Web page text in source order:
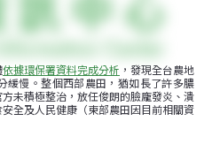
依據環保署資料完成分析 ，發現全台農地
緩慢。整個西部農田，猶如長了許多膿
未積極整治，放任俊朗的臉龐發炎、潰
全及人民健康（東部農田因目前相關資